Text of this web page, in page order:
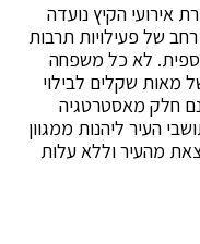
אירועי הקיץ נועדה
של פעילויות תרבות
לא כל משפחה
מאות שקלים לבילוי
חלק מאסטרטגיה
העיר ליהנות ממגוון
מהעיר וללא עלות